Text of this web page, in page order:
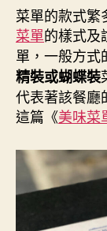
菜單的款式繁
菜單的樣式及
單，一般方式
精裝或蝴蝶裝
代表著該餐廳
這篇《美味菜